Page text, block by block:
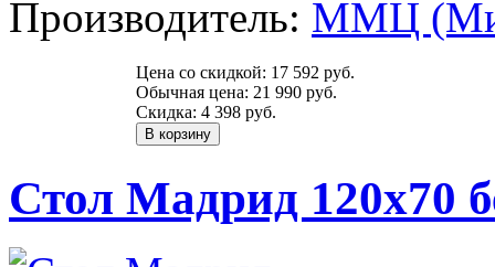
Производитель: ММЦ
Цена со скидкой: 17 592 руб.
Обычная цена: 21 990 руб.
Скидка: 4 398 руб.
Стол Мадрид 120х70